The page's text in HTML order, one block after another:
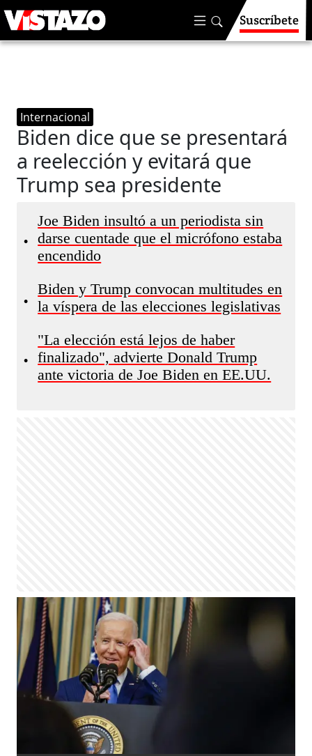
Suscríbete
Internacional
Biden dice que se presentará
a reelección y evitará que
Trump sea presidente
•
Joe Biden insultó a un periodista sin
darse cuentade que el micrófono estaba
encendido
•
Biden y Trump convocan multitudes en
la víspera de las elecciones legislativas
•
"La elección está lejos de haber
finalizado", advierte Donald Trump
ante victoria de Joe Biden en EE.UU.